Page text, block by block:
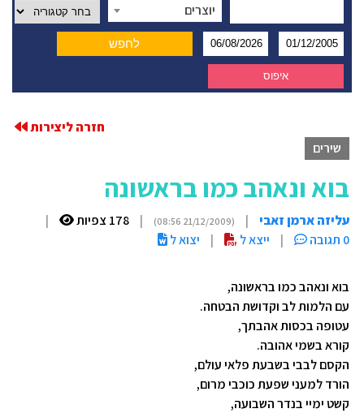
יוצרים
חזרה ליצירות
שירים
בוא ונאהב כמו בראשונה
עליזה ארמן זאבי |
(21/12/2009 08:56)
| 178 צפיות
|
0 תגובה
| ייצא ל | יצוא ל
בוא ונאהב כמו בראשונה,
עם הלמות לב וקדושת הבטחה.
עטופה בכסות אהבתך,
קורא בשמי אהובה.
הקסם לבבי בשבעת פלאי עולם,
הורד למעני שפעת כוכבי מרום,
קשט ימיי בנדר השבועה,